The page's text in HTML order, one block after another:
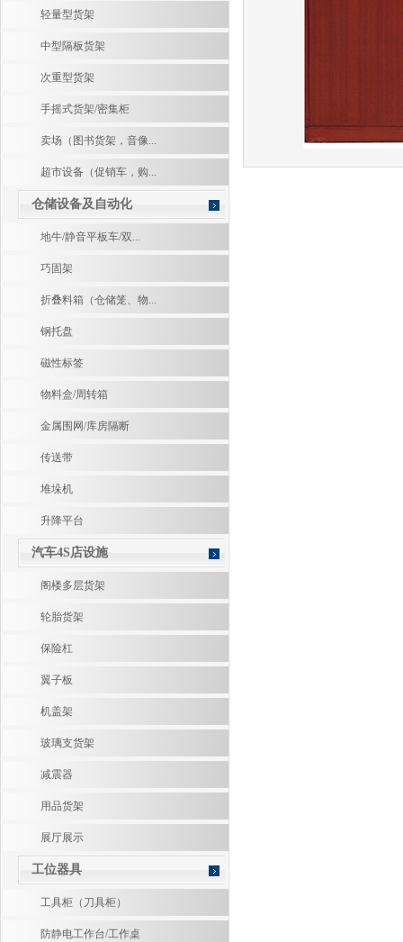
轻量型货架
中型隔板货架
次重型货架
手摇式货架/密集柜
卖场（图书货架，音像...
超市设备（促销车，购...
仓储设备及自动化
地牛/静音平板车/双...
巧固架
折叠料箱（仓储笼、物...
钢托盘
磁性标签
物料盒/周转箱
金属围网/库房隔断
传送带
堆垛机
升降平台
汽车4S店设施
阁楼多层货架
轮胎货架
保险杠
翼子板
机盖架
玻璃支货架
减震器
用品货架
展厅展示
工位器具
工具柜（刀具柜）
防静电工作台/工作桌